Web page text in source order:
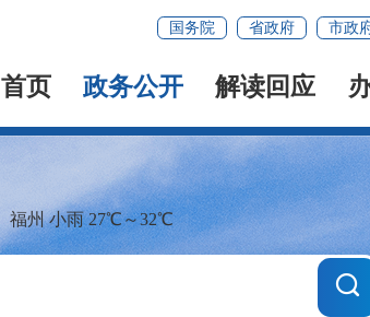
国务院 省政府 市政
首页 政务公开 解读回应
福州 小雨 27℃～32℃